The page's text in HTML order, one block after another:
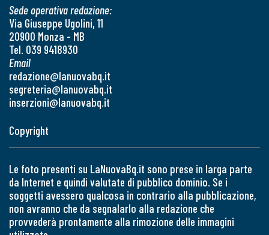
Sede operativa redazione:
Via Giuseppe Ugolini, 11
20900 Monza - MB
Tel. 039 9418930
Email
redazione@lanuovabq.it
segreteria@lanuovabq.it
inserzioni@lanuovabq.it
Copyright
Le foto presenti su LaNuovaBq.it sono prese in larga parte
da Internet e quindi valutate di pubblico dominio. Se i
soggetti avessero qualcosa in contrario alla pubblicazione,
non avranno che da segnalarlo alla redazione che
provvederà prontamente alla rimozione delle immagini